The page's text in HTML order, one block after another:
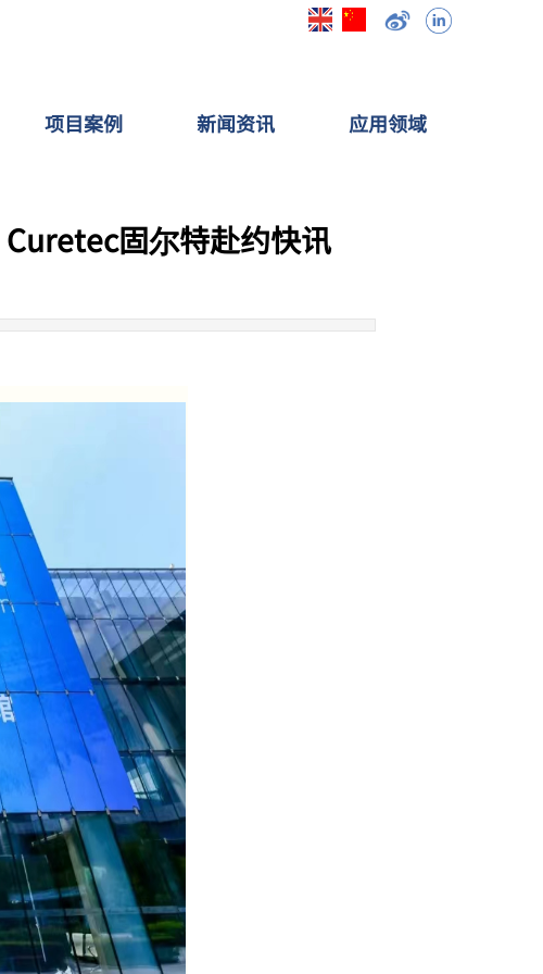
项目案例 新闻资讯 应用领域
固尔特赴约快讯